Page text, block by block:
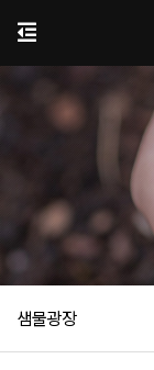
샘물광장